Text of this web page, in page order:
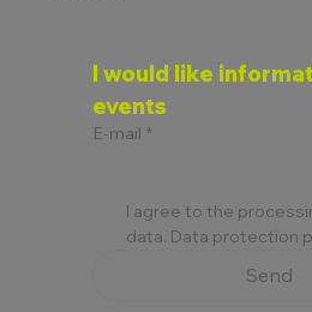
I would like
events
E-mail *
I agree to the
data. Data protection
Send